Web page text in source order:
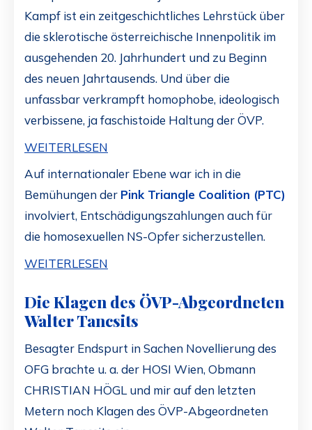
Kampf ist ein zeitgeschichtliches Lehrstück über
die sklerotische österreichische Innenpolitik im
ausgehenden 20. Jahrhundert und zu Beginn
des neuen Jahrtausends. Und über die
unfassbar verkrampft homophobe, ideologisch
verbissene, ja faschistoide Haltung der ÖVP.
WEITERLESEN
Auf internationaler Ebene war ich in die
Bemühungen der Pink Triangle Coalition (PTC)
involviert, Entschädigungszahlungen auch für
die homosexuellen NS-Opfer sicherzustellen.
WEITERLESEN
Die Klagen des ÖVP-Abgeordneten
Walter Tancsits
Besagter Endspurt in Sachen Novellierung des
OFG brachte u. a. der HOSI Wien, Obmann
CHRISTIAN HÖGL und mir auf den letzten
Metern noch Klagen des ÖVP-Abgeordneten